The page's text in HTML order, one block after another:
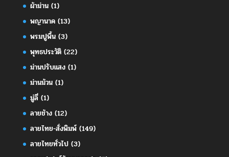
ผ้าม่าน(1)
พญานาค(13)
พรมปูพื้น(3)
พุทธประวัติ(22)
ม่านปรับแสง(1)
ม่านม้วน(1)
มู่ลี่(1)
ลายช้าง(12)
ลายไทย-สั่งพิมพ์(149)
ลายไทยทั่วไป(3)